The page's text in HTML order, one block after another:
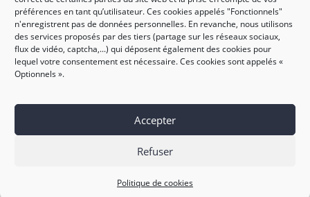
préférences en tant qu’utilisateur. Ces cookies appelés "Fonctionnels"
n'enregistrent pas de données personnelles. En revanche, nous utilisons
des services proposés par des tiers (partage sur les réseaux sociaux,
flux de vidéo, captcha,...) qui déposent également des cookies pour
lequel votre consentement est nécessaire. Ces cookies sont appelés «
Optionnels ».
Accepter
Refuser
Politique de cookies
Politique des cookies
Correction du code de suivi :